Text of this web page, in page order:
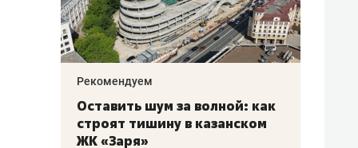
Рекомендуем
Оставить шум за волной: как
строят тишину в казанском
ЖК «Заря»